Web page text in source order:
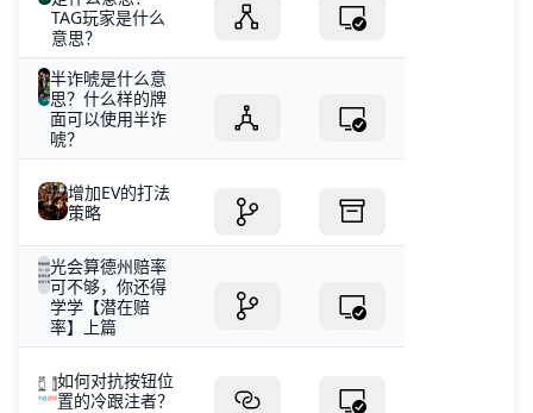
TAG玩家是什么
意思？
半诈唬是什么意
思？什么样的牌
面可以使用半诈
唬？
增加EV的打法
策略
光会算德州赔率
可不够，你还得
学学【潜在赔
率】上篇
如何对抗按钮位
置的冷跟注者？